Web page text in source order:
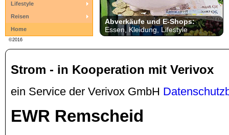
Lifestyle
Reisen
Home
©2016
Abverkäufe und E-Shops:
Essen, Kleidung, Lifestyle
Strom - in Kooperation mit Verivox
ein Service der Verivox GmbH
EWR Remscheid